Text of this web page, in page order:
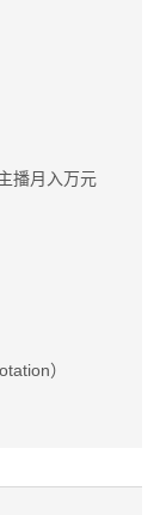
播月入万元
）